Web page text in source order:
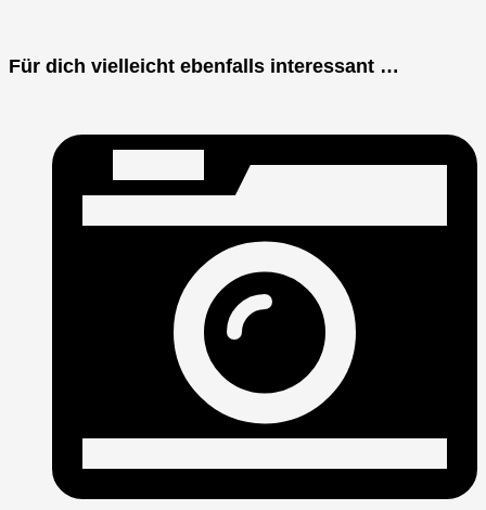
Für dich vielleicht ebenfalls interessant …